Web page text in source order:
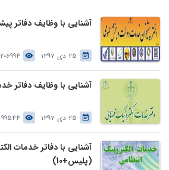
آشنایی با وظایف دفاتر
25 دی 1397 206994 بازدید
آشنایی با وظایف دفاتر
25 دی 1397 99544 بازدید
آشنایی با دفاتر خدمات
(پلیس+10)